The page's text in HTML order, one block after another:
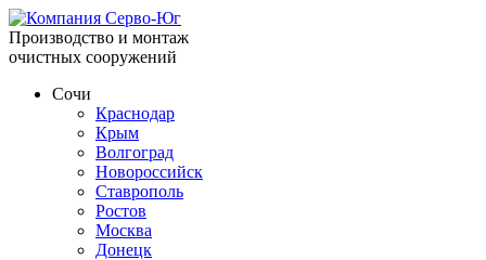
Производство и монтаж
очистных сооружений
Сочи
Краснодар
Крым
Волгоград
Новороссийск
Ставрополь
Ростов
Москва
Донецк